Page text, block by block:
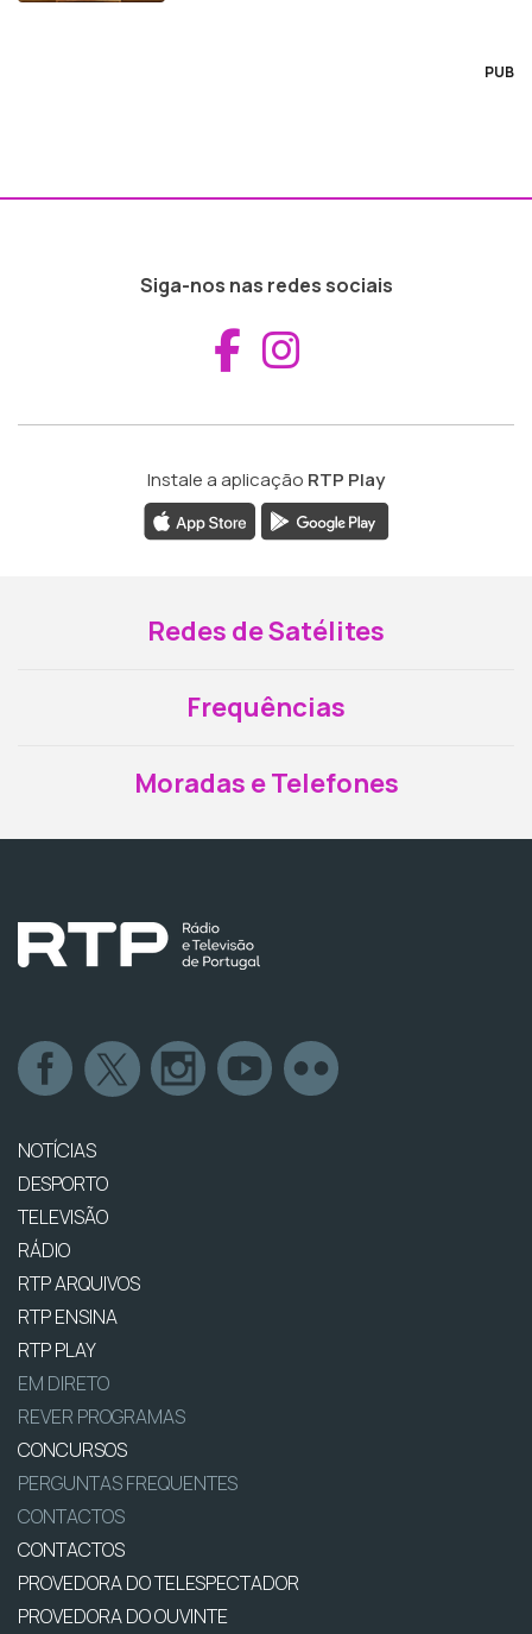
PUB
Siga-nos nas redes sociais
Aceder ao
Instale a aplicação RTP Play
Redes de Satélites
Frequências
Moradas e Telefones
NOTÍCIAS
DESPORTO
TELEVISÃO
RÁDIO
RTP ARQUIVOS
RTP ENSINA
RTP PLAY
EM DIRETO
REVER PROGRAMAS
CONCURSOS
PERGUNTAS FREQUENTES
CONTACTOS
CONTACTOS
PROVEDORA DO TELESPECTADOR
PROVEDORA DO OUVINTE